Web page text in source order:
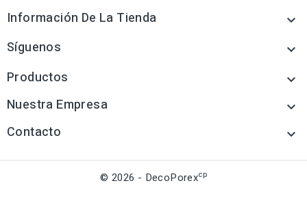
Información De La Tienda 
Síguenos 
Productos 
Nuestra Empresa 
Contacto 
© 2026 - DecoPorexcp